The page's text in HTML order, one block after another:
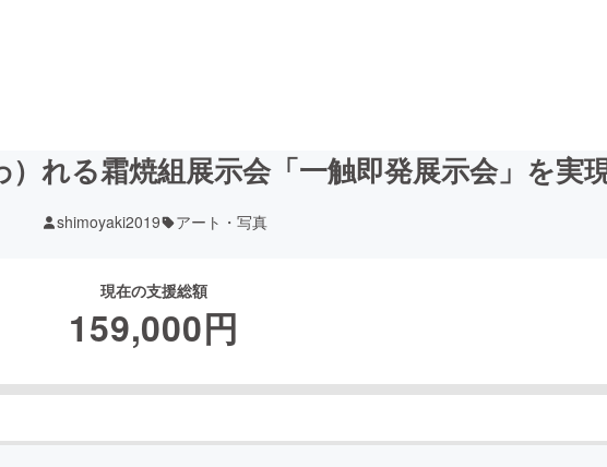
れる霜焼組展示会「一触即発展示会」を実
shimoyaki2019 アート・写真
現在の支援総額
159,000円